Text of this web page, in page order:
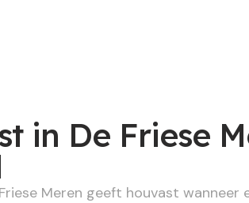
in De Friese
Meren geeft houvast